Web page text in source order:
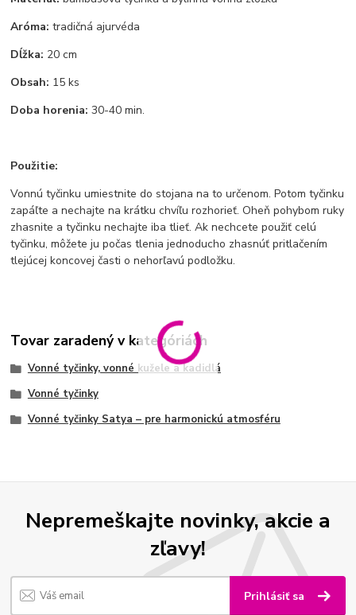
Aróma: tradičná ajurvéda
Dĺžka: 20 cm
Obsah: 15 ks
Doba horenia: 30-40 min.
Použitie:
Vonnú tyčinku umiestnite do stojana na to určenom. Potom tyčinku
zapáľte a nechajte na krátku chvíľu rozhorieť. Oheň pohybom ruky
zhasnite a tyčinku nechajte iba tlieť. Ak nechcete použiť celú
tyčinku, môžete ju počas tlenia jednoducho zhasnúť pritlačením
tlejúcej koncovej časti o nehorľavú podložku.
Tovar zaradený v kategóriách
Vonné tyčinky, vonné kužele a kadidlá
Vonné tyčinky
Vonné tyčinky Satya – pre harmonickú atmosféru
Nepremeškajte novinky, akcie a
zľavy!
Prihlásiť sa